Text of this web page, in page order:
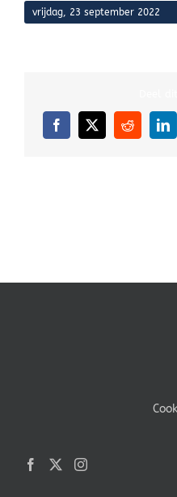
vrijdag, 23 september 2022
Facebook
X Reddit